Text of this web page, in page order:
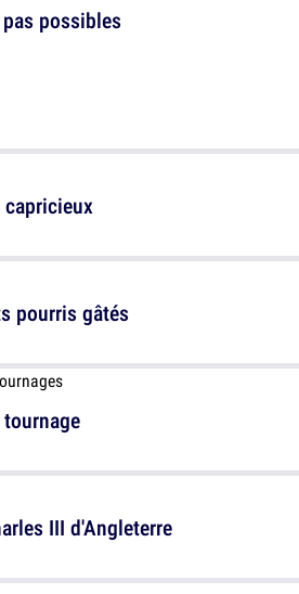
possibles
pourris gâtés
III d'Angleterre